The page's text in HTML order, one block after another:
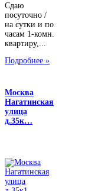
Сдаю
посуточно /
на сутки и по
часам 1-комн.
квартиру,...
Подробнее »
Москва
Нагатинская
улица
д.35к…